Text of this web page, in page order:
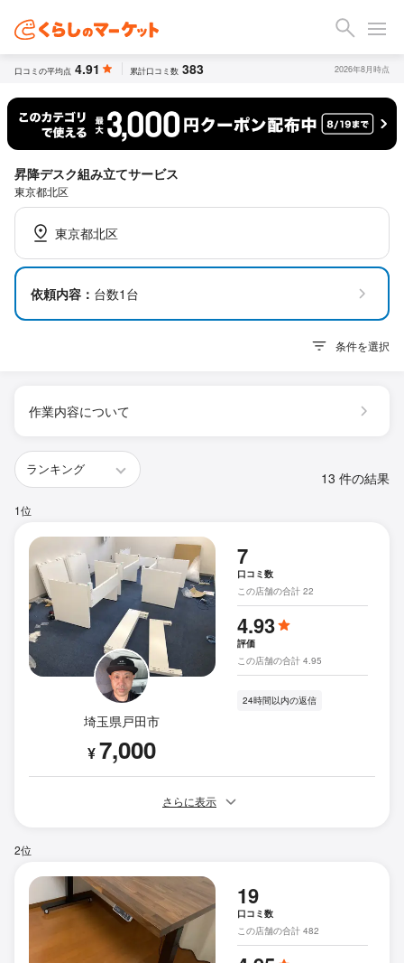
口コミの平均点 4.91 累計口コミ数 383 2026年8月時点
昇降デスク組み立てサービス
東京都北区
東京都北区
依頼内容： 台数1台
条件を選択
作業内容について
13 件の結果
1位
埼玉県戸田市
¥7,000
7
口コミ数
この店舗の合計 22
4.93
評価
この店舗の合計 4.95
24時間以内の返信
さらに表示
2位
19
口コミ数
この店舗の合計 482